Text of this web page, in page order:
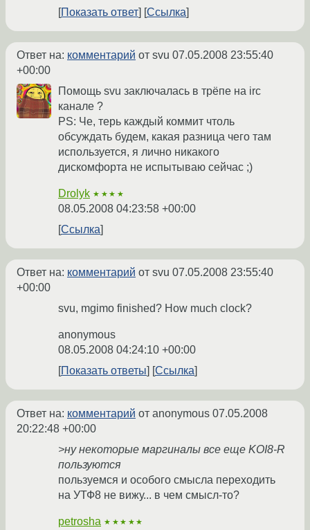
Показать ответ
Ссылка
Ответ на: комментарий от svu 07.05.2008 23:55:40
+00:00
Помощь svu заключалась в трёпе на irc
канале ?
PS: Че, терь каждый коммит чтоль
обсуждать будем, какая разница чего там
используется, я лично никакого
дискомфорта не испытываю сейчас ;)
Drolyk ★★★★
08.05.2008 04:23:58 +00:00
Ссылка
Ответ на: комментарий от svu 07.05.2008 23:55:40
+00:00
svu, mgimo finished? How much clock?
anonymous
08.05.2008 04:24:10 +00:00
Показать ответы
Ссылка
Ответ на: комментарий от anonymous 07.05.2008
20:22:48 +00:00
>ну некоторые маргиналы все еще KOI8-R
пользуются
пользуемся и особого смысла переходить
на УТФ8 не вижу... в чем смысл-то?
petrosha ★★★★★